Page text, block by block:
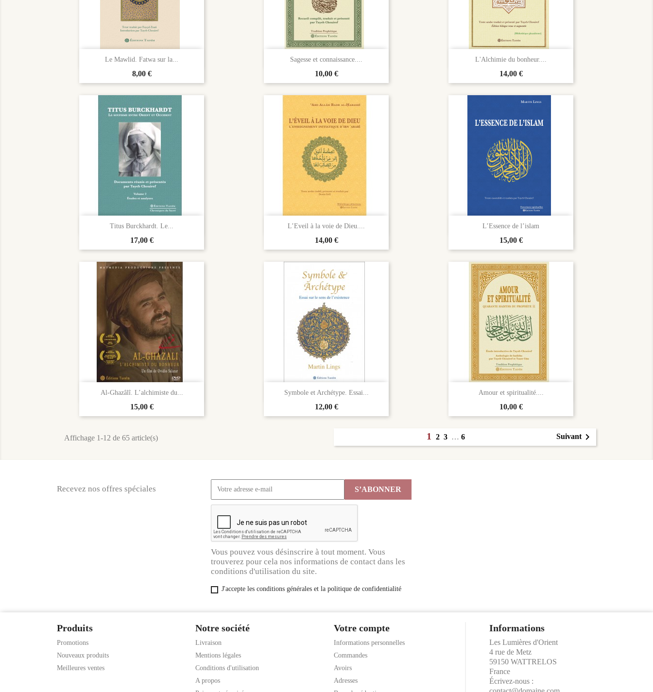
Le Mawlid. Fatwa sur la...
Prix
8,00 €
Aperçu rapide Sagesse et connaissance....
Prix
10,00 €
Aperçu rapide L'Alchimie du bonheur....
Prix
14,00 €
Aperçu rapide
Titus Burckhardt. Le...
Prix
17,00 €
 Aperçu rapide L’Eveil à la voie de Dieu....
Prix
14,00 €
 Aperçu rapide L’Essence de l’islam
Prix
15,00 €
Aperçu rapide
Al-Ghazâlî. L’alchimiste du...
Prix
15,00 €
Aperçu rapide Symbole et Archétype. Essai...
Prix
12,00 €
 Aperçu rapide Amour et spiritualité....
Prix
10,00 €
Aperçu rapide
Affichage 1-12 de 65 article(s) 123 … 6 Suivant
Recevez nos offres spéciales
Vous pouvez vous désinscrire à tout moment. Vous
trouverez pour cela nos informations de contact dans les
conditions d'utilisation du site.
J'accepte les conditions générales et la politique de confidentialité
Produits
Promotions
Nouveaux produits
Meilleures ventes
Notre société
Livraison
Mentions légales
Conditions d'utilisation
A propos
Votre compte
Informations personnelles
Commandes
Avoirs
Adresses
Informations
Les Lumières d'Orient
4 rue de Metz
59150 WATTRELOS
France
Écrivez-nous :